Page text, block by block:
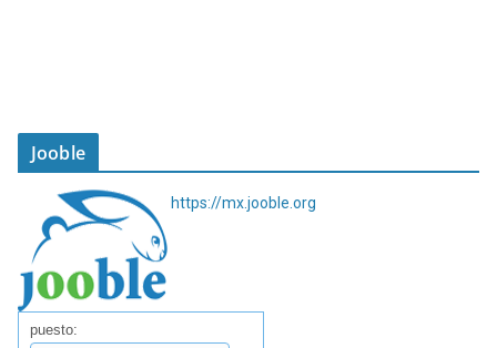
Jooble
https://mx.jooble.org
puesto: